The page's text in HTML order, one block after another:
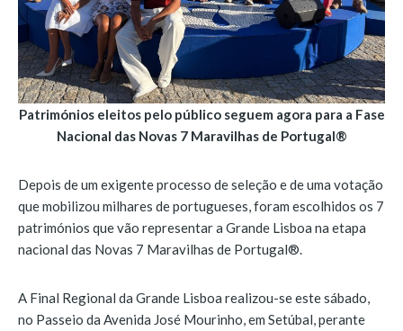
Patrimónios eleitos pelo público seguem agora para a Fase
Nacional das Novas 7 Maravilhas de Portugal®
Depois de um exigente processo de seleção e de uma votação
que mobilizou milhares de portugueses, foram escolhidos os 7
patrimónios que vão representar a Grande Lisboa na etapa
nacional das Novas 7 Maravilhas de Portugal®.
A Final Regional da Grande Lisboa realizou-se este sábado,
no Passeio da Avenida José Mourinho, em Setúbal, perante